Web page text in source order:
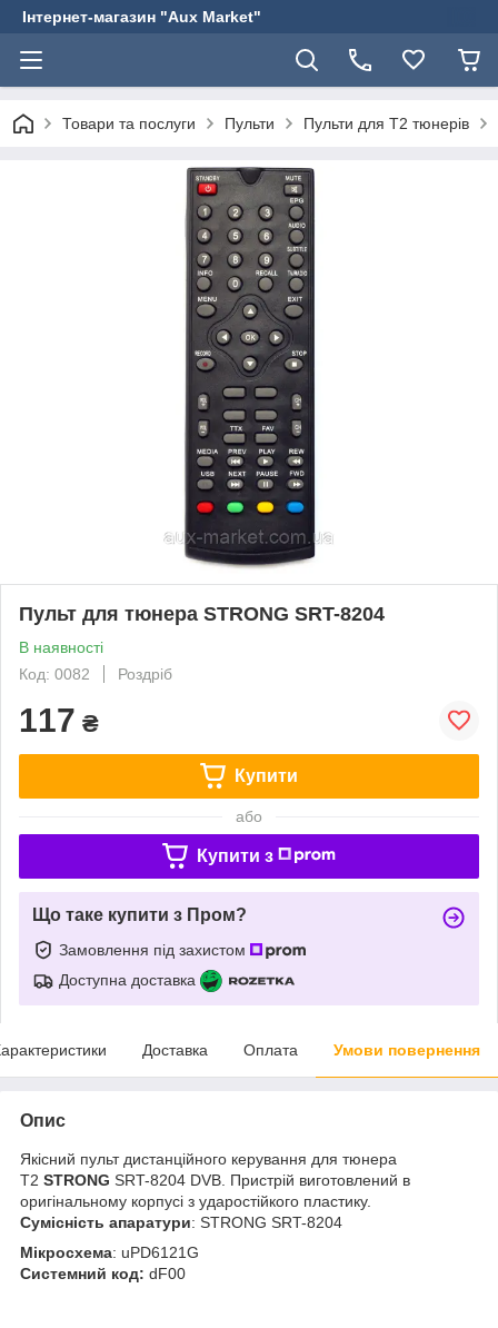
Інтернет-магазин "Aux Market"
Товари та послуги Пульти Пульти для Т2 тюнерів
Пульт для тюнера STRONG SRT-8204
В наявності
Код: 0082
Роздріб
117 ₴
Купити
або
Купити з
Що таке купити з Пром?
Замовлення під захистом
Доступна доставка
Доставка Оплата Умови повернення
Опис
Якісний пульт дистанційного керування для тюнера
Т2 STRONG SRT-8204 DVB. Пристрій виготовлений в
оригінальному корпусі з ударостійкого пластику.
Сумісність апаратури: STRONG SRT-8204
Мікросхема: uPD6121G
Системний код: dF00